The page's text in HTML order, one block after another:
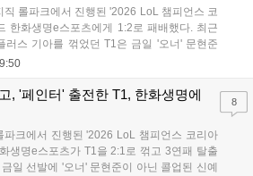
직 롤파크에서 진행된 '2026 LoL 챔피언스 코
한화생명e스포츠에게 1:2로 패배했다. 최근
러스 기아를 꺾었던 T1은 금일 '오너' 문현준
' 김은후를 투입시키는 강수를 뒀으나 결국
내...
, '페인터' 출전한 T1, 한화생명에
파크에서 진행된 '2026 LoL 챔피언스 코리아
생명e스포츠가 T1을 2:1로 꺾고 3연패 탈출
일 선발에 '오너' 문현준이 아닌 콜업된 신예
8